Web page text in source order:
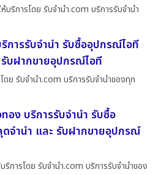
ริการโดย รับจํานํา.com บริการรับจำนำ
การรับจำนำ รับซื้ออุปกรณ์ไอที
บฝากขายอุปกรณ์ไอที
ดย รับจํานํา.com บริการรับจำนำของทุก
อง บริการรับจำนำ รับซื้อ
จำนำ และ รับฝากขายอุปกรณ์
การโดย รับจํานํา.com บริการรับจำนำของ